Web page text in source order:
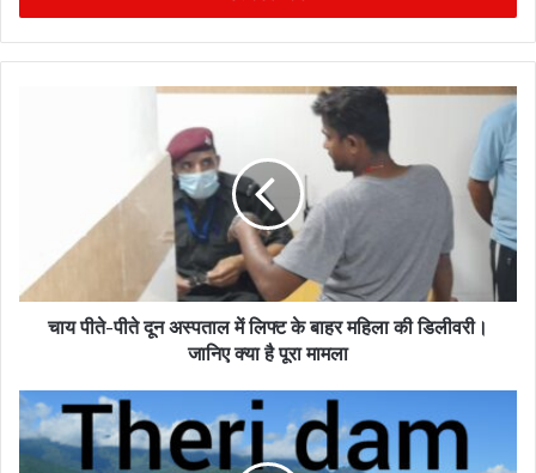
r
y
d
s
s
चाय पीते-पीते दून अस्पताल में लिफ्ट के बाहर महिला की डिलीवरी।
जानिए क्या है पूरा मामला